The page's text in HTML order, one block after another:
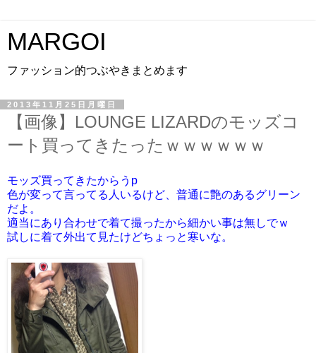
MARGOI
ファッション的つぶやきまとめます
2013年11月25日月曜日
【画像】LOUNGE LIZARDのモッズコ
ート買ってきたったｗｗｗｗｗｗ
モッズ買ってきたからうp
色が変って言ってる人いるけど、普通に艶のあるグリーン
だよ。
適当にあり合わせで着て撮ったから細かい事は無しでｗ
試しに着て外出て見たけどちょっと寒いな。